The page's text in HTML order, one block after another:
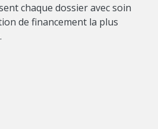
chaque dossier avec soin
de financement la plus